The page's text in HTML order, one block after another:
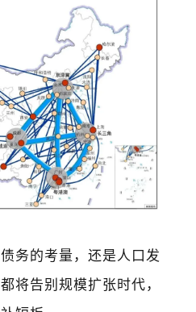
务的考量，还是人口发
将告别规模扩张时代，